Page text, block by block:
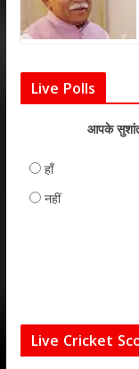
Live Polls
आपके सुशांत
हाँ
नहीं
Live Cricket